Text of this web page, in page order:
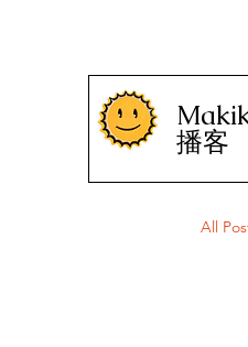
播客
All